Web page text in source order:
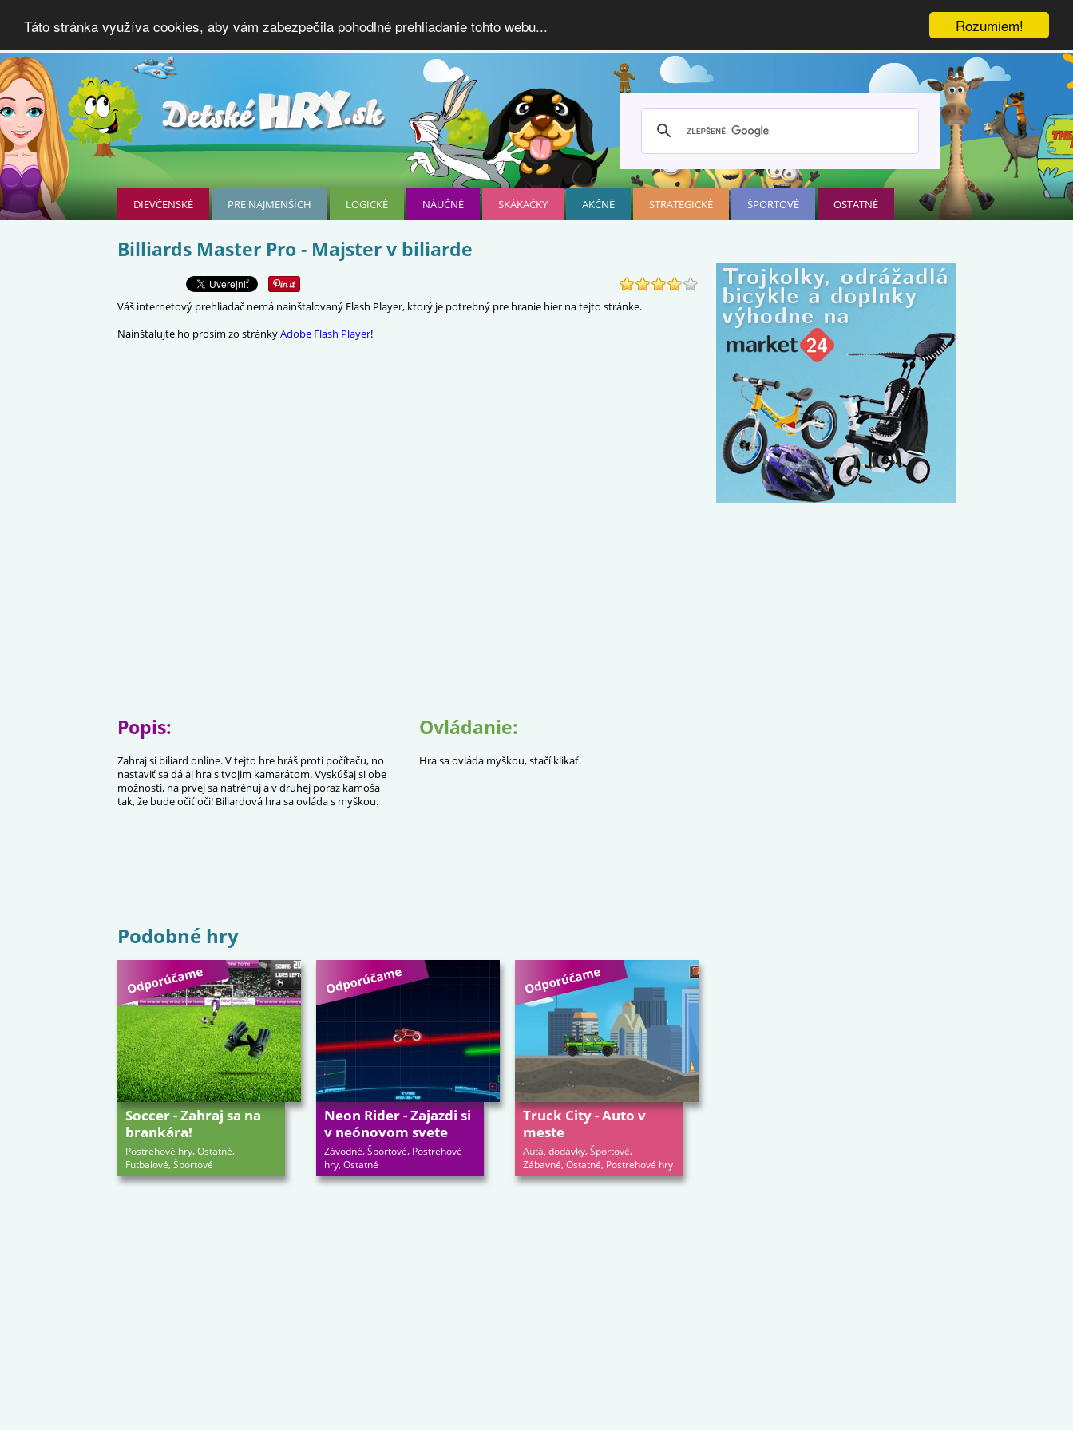
Rozumiem!
Táto stránka využíva cookies, aby vám zabezpečila pohodlné prehliadanie tohto webu...
DIEVČENSKÉ PRE NAJMENŠÍCH LOGICKÉ NÁUČNÉ SKÁKAČKY AKČNÉ STRATEGICKÉ ŠPORTOVÉ OSTATNÉ
Billiards Master Pro - Majster v biliarde
Váš internetový prehliadač nemá nainštalovaný Flash Player, ktorý je potrebný pre hranie hier na tejto stránke.
Nainštalujte ho prosím zo stránkyAdobe Flash Player!
Popis:
Zahraj si biliard online. V tejto hre hráš proti počítaču, no
nastaviť sa dá aj hra s tvojim kamarátom. Vyskúšaj si obe
možnosti, na prvej sa natrénuj a v druhej poraz kamoša
tak, že bude očiť oči! Biliardová hra sa ovláda s myškou.
Ovládanie:
Hra sa ovláda myškou, stačí klikať.
Podobné hry
Soccer - Zahraj sa na
brankára!
Postrehové hry,Ostatné,
Futbalové,Športové
Neon Rider - Zajazdi si
v neónovom svete
Závodné,Športové, Postrehové
hry,Ostatné
Truck City - Auto v
meste
Autá, dodávky,Športové,
Zábavné,Ostatné, Postrehové hry